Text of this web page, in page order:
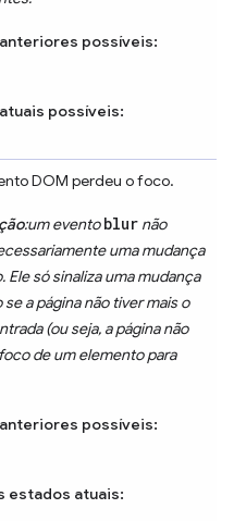
possíveis:
possíveis:
DOM perdeu o foco.
:um eventoblur não
uma mudança
Ele só sinaliza uma mudança
se a página não tiver mais o
(ou seja, a página não
de um elemento para
possíveis:
estados atuais: